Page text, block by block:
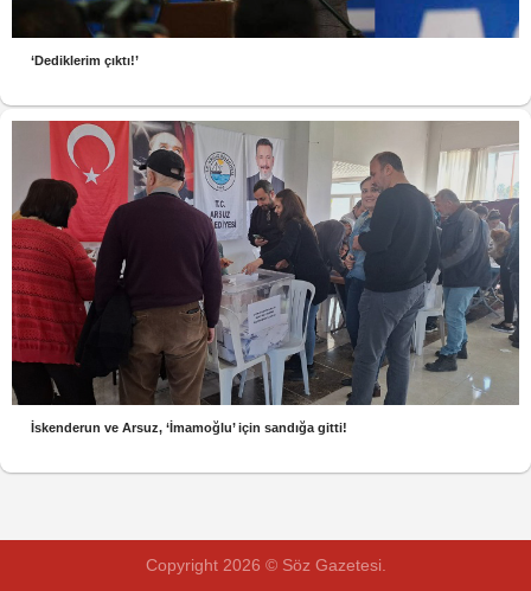
‘Dediklerim çıktı!’
İskenderun ve Arsuz, ‘İmamoğlu’ için sandığa gitti!
Copyright 2026 © Söz Gazetesi.